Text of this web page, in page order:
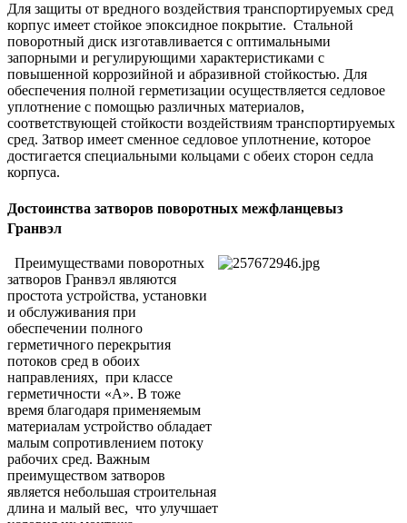
Для защиты от вредного воздействия транспортируемых сред
корпус имеет стойкое эпоксидное покрытие. Стальной
поворотный диск изготавливается с оптимальными
запорными и регулирующими характеристиками с
повышенной коррозийной и абразивной стойкостью. Для
обеспечения полной герметизации осуществляется седловое
уплотнение с помощью различных материалов,
соответствующей стойкости воздействиям транспортируемых
сред. Затвор имеет сменное седловое уплотнение, которое
достигается специальными кольцами с обеих сторон седла
корпуса.
Достоинства затворов поворотных межфланцевыз
Гранвэл
Преимуществами поворотных
затворов Гранвэл являются
простота устройства, установки
и обслуживания при
обеспечении полного
герметичного перекрытия
потоков сред в обоих
направлениях, при классе
герметичности «А». В тоже
время благодаря применяемым
материалам устройство обладает
малым сопротивлением потоку
рабочих сред. Важным
преимуществом затворов
является небольшая строительная
длина и малый вес, что улучшает